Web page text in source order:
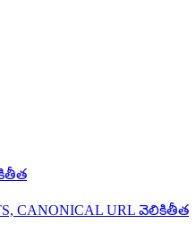
CANONICAL URL వెలికితీత